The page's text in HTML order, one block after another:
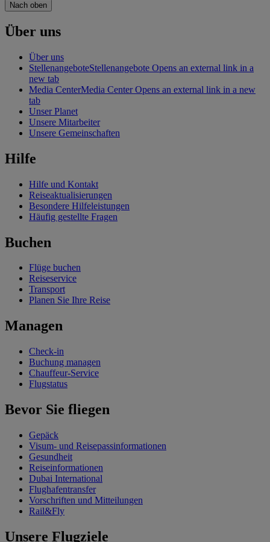
Nach oben
Über uns
Über uns
StellenangeboteStellenangebote Opens an external link in a
new tab
Media CenterMedia Center Opens an external link in a new
tab
Unser Planet
Unsere Mitarbeiter
Unsere Gemeinschaften
Hilfe
Hilfe und Kontakt
Reiseaktualisierungen
Besondere Hilfeleistungen
Häufig gestellte Fragen
Buchen
Flüge buchen
Reiseservice
Transport
Planen Sie Ihre Reise
Managen
Check-in
Buchung managen
Chauffeur-Service
Flugstatus
Bevor Sie fliegen
Gepäck
Visum- und Reisepassinformationen
Gesundheit
Reiseinformationen
Dubai International
Flughafentransfer
Vorschriften und Mitteilungen
Rail&Fly
Unsere Flugziele